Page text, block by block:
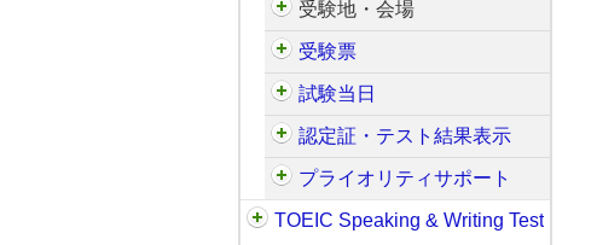
受験地・会場
受験票
試験当日
認定証・テスト結果表示
プライオリティサポート
TOEIC Speaking & Writing Test